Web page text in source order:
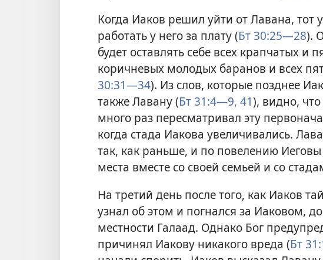
Когда Иаков решил уйти от Лавана, тот
работать у него за плату (Бт 30:25—28).
будет оставлять себе всех крапчатых и
коричневых молодых баранов и всех
30:31—34). Из слов, которые позднее
также Лавану (Бт 31:4—9, 41), видно,
много раз пересматривал эту
когда стада Иакова увеличивались.
так, как раньше, и по повелению
места вместе со своей семьей и со
На третий день после того, как Иаков
узнал об этом и погнался за Иаковом,
местности Галаад. Однако Бог
причинял Иакову никакого вреда (Бт